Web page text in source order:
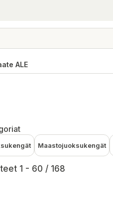
ALE
Maastojuoksukengät
1 - 60 / 168